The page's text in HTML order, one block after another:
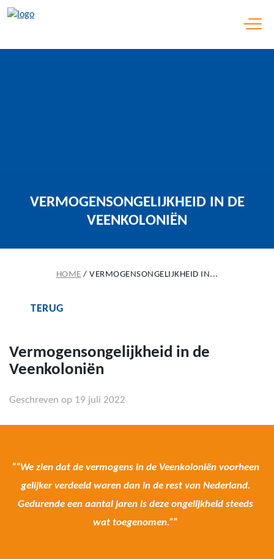
VERMOGENSONGELIJKHEID IN DE
VEENKOLONIËN
HOME / VERMOGENSONGELIJKHEID IN...
TERUG
Vermogensongelijkheid in de
Veenkoloniën
Geschreven op 19 juli 2022
““We zien dat de vermogens in de Veenkoloniën voorheen
gelijker verdeeld waren dan in de rest van Nederland.
Gedurende een aantal jaren is deze ongelijkheid steeds
wat toegenomen.””